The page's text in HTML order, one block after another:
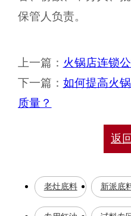
保管人负责。
上一篇： 火锅店连锁
下一篇： 如何提高火
质量？
返
老灶底料 新派底